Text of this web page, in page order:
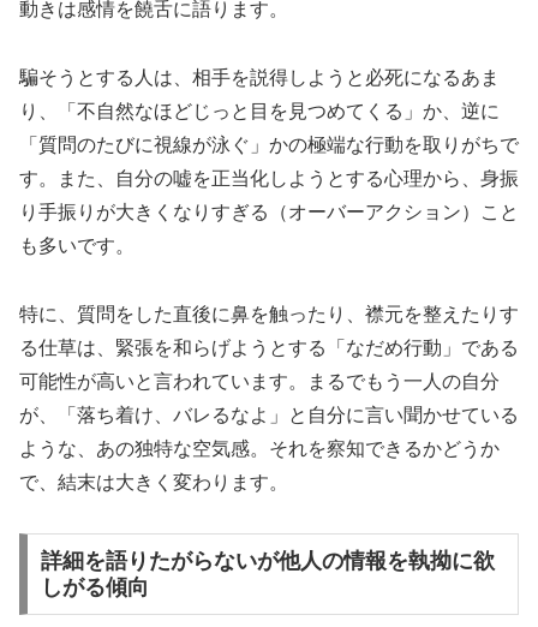
動きは感情を饒舌に語ります。
騙そうとする人は、相手を説得しようと必死になるあま
り、
「不自然なほどじっと目を見つめてくる」 か、逆に
「質問のたびに視線が泳ぐ」 かの極端な行動を取りがちで
す。また、自分の嘘を正当化しようとする心理から、身振
り手振りが大きくなりすぎる（オーバーアクション）こと
も多いです。
特に、質問をした直後に鼻を触ったり、襟元を整えたりす
る仕草は、緊張を和らげようとする「なだめ行動」である
可能性が高いと言われています。まるでもう一人の自分
が、「落ち着け、バレるなよ」と自分に言い聞かせている
ような、あの独特な空気感。それを察知できるかどうか
で、結末は大きく変わります。
詳細を語りたがらないが他人の情報を執拗に欲
しがる傾向